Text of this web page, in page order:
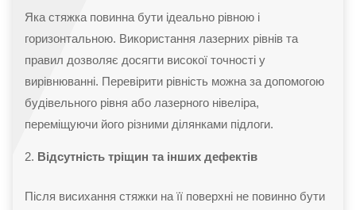
Яка стяжка повинна бути ідеально рівною і
горизонтальною. Використання лазерних рівнів та
правил дозволяє досягти високої точності у
вирівнюванні. Перевірити рівність можна за допомогою
будівельного рівня або лазерного нівеліра,
переміщуючи його різними ділянками підлоги.
Відсутність тріщин та інших дефектів
Після висихання стяжки на її поверхні не повинно бути